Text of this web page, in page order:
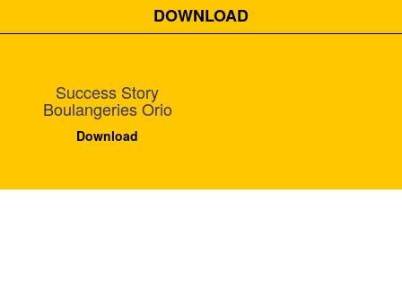
DOWNLOAD
Success Story
Boulangeries Orio
Download